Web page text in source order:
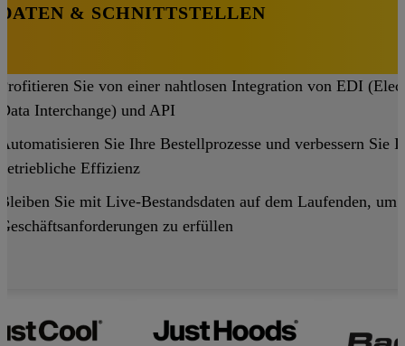
DATEN & SCHNITTSTELLEN
Profitieren Sie von einer nahtlosen Integration von EDI
Data Interchange) und API
Automatisieren Sie Ihre Bestellprozesse und verbessern Sie
betriebliche Effizienz
Bleiben Sie mit Live-Bestandsdaten auf dem Laufenden, um
Geschäftsanforderungen zu erfüllen